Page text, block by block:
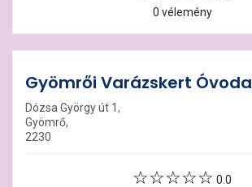
0 vélemény
Gyömrői Varázskert Óvoda
Dózsa György út 1,
Gyömrő,
2230
0.0